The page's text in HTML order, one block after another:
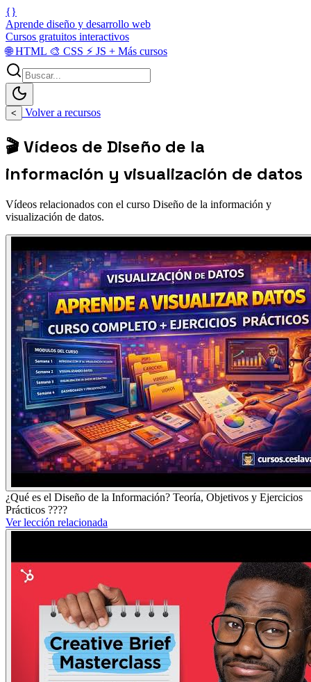
{}
Aprende diseño y desarrollo web
Cursos gratuitos interactivos
🌐HTML 🎨 CSS ⚡ JS + Más cursos
< Volver a recursos
🎬 Vídeos de Diseño de la
información y visualización de datos
Vídeos relacionados con el curso Diseño de la información y
visualización de datos.
¿Qué es el Diseño de la Información? Teoría, Objetivos y Ejercicios
Prácticos ????
Ver lección relacionada